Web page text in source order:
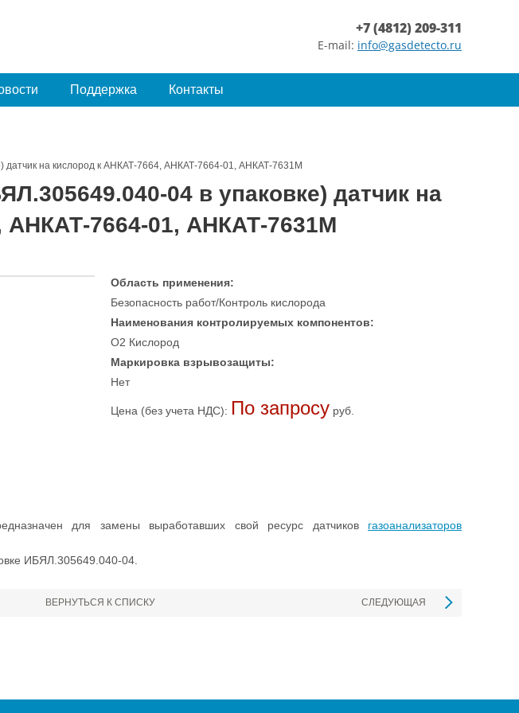
+7 (4812) 209-311
E-mail: info@gasdetecto.ru
Поддержка Контакты
на кислород к АНКАТ-7664, АНКАТ-7664-01, АНКАТ-7631М
04 в упаковке) датчик на
АНКАТ-7664-01, АНКАТ-7631М
Область применения:
Безопасность работ/Контроль кислорода
Наименования контролируемых компонентов:
O2 Кислород
Маркировка взрывозащиты:
Нет
Цена (без учета НДС): По запросу руб.
для замены выработавших свой ресурс датчиков газоанализаторов
ИБЯЛ.305649.040-04.
ВЕРНУТЬСЯ К СПИСКУ СЛЕДУЮЩАЯ